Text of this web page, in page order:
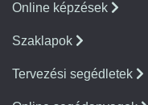
Online képzések
Szaklapok
Tervezési segédletek